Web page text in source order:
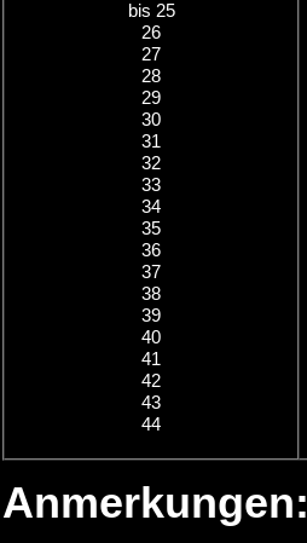
bis 25
26
27
28
29
30
31
32
33
34
35
36
37
38
39
40
41
42
43
44
Anmerkungen: